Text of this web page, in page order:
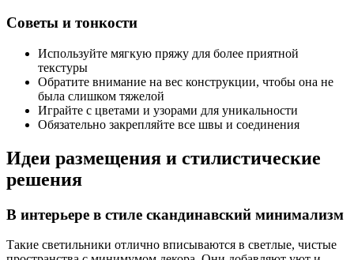
Советы и тонкости
Используйте мягкую пряжу для более приятной
текстуры
Обратите внимание на вес конструкции, чтобы она не
была слишком тяжелой
Играйте с цветами и узорами для уникальности
Обязательно закрепляйте все швы и соединения
Идеи размещения и стилистические
решения
В интерьере в стиле скандинавский минимализм
Такие светильники отлично вписываются в светлые, чистые